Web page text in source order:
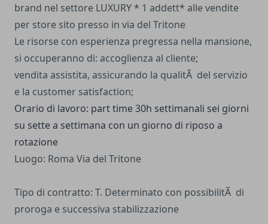
brand nel settore LUXURY * 1 addett* alle vendite
per store sito presso in via del Tritone
Le risorse con esperienza pregressa nella mansione,
si occuperanno di: accoglienza al cliente;
vendita assistita, assicurando la qualitÃ del servizio
e la customer satisfaction;
Orario di lavoro: part time 30h settimanali sei giorni
su sette a settimana con un giorno di riposo a
rotazione
Luogo: Roma Via del Tritone
Tipo di contratto: T. Determinato con possibilitÃ di
proroga e successiva stabilizzazione